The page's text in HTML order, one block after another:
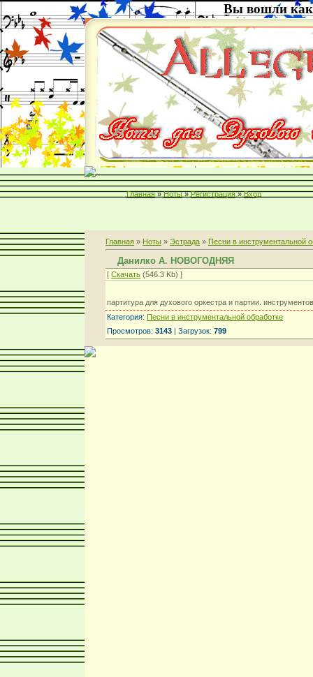
Вы вошли как
Главная » Ноты » Регистрация » Вход
Главная » Ноты » Эстрада » Песни в инструментальной
Данилко А. НОВОГОДНЯЯ
[ Скачать (546.3 Kb) ]
партитура для духового оркестра и партии.
Категория: Песни в инструментальной обработке
Просмотров: 3143 | Загрузок: 799